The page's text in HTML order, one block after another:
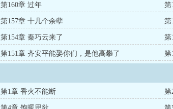
第160章 过年 第
第157章 十几个余孽 第
第154章 秦巧云来了 第
第151章 齐安平能娶你们，是他高攀了 第
第1章 香火不能断 第